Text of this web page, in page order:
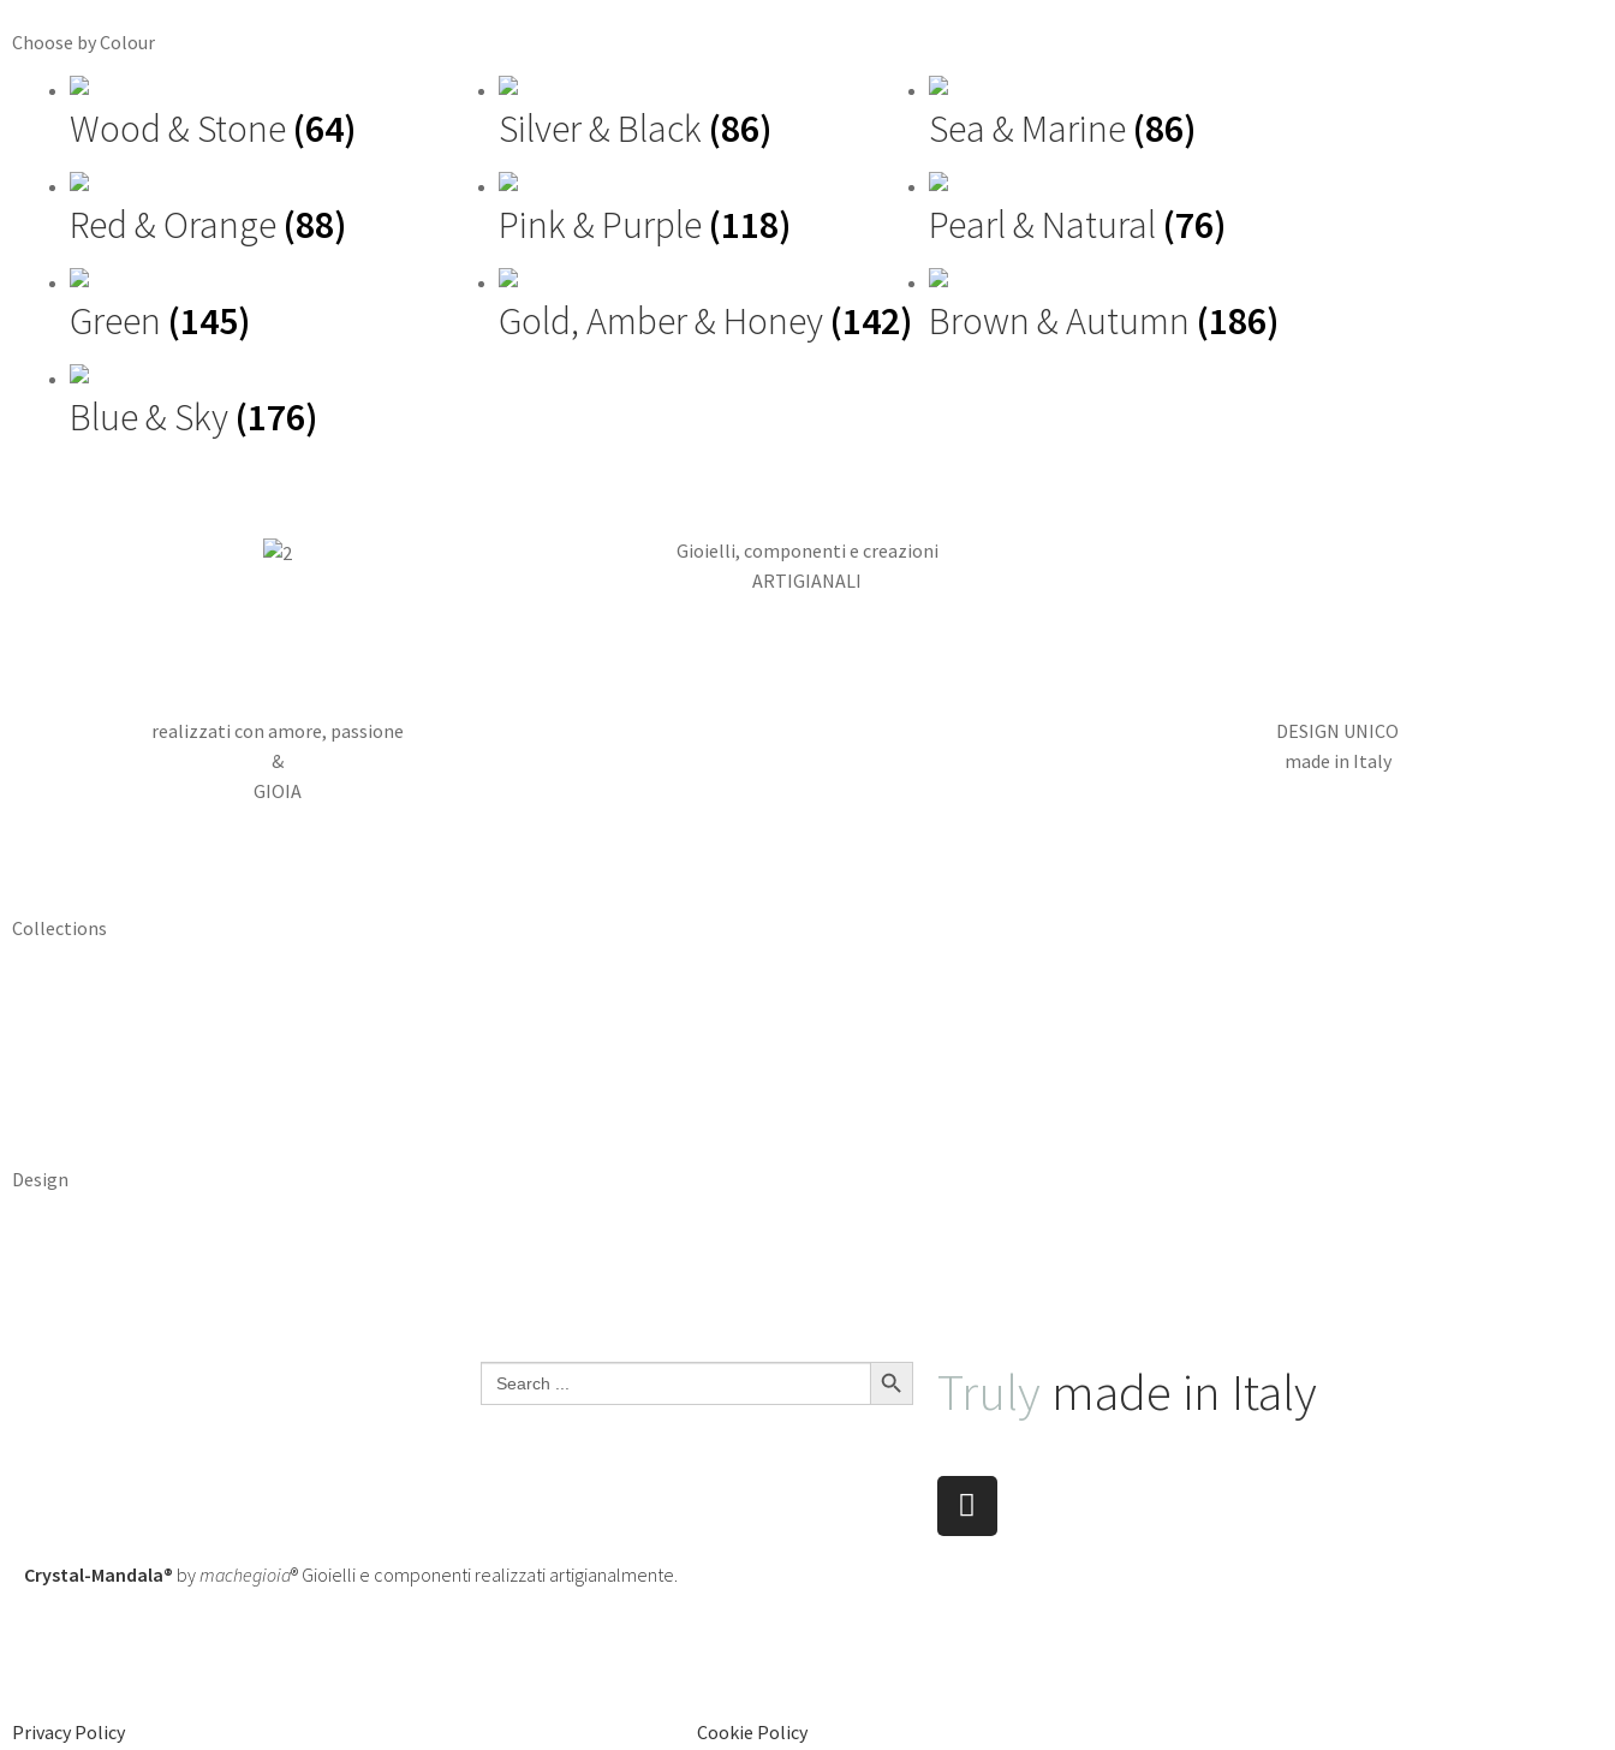
Choose by Colour
Wood & Stone (64) Silver & Black (86) Sea & Marine (86)
Red & Orange (88) Pink & Purple (118) Pearl & Natural (76)
Green (145) Gold, Amber & Honey (142) Brown & Autumn (186)
Blue & Sky (176)
Gioielli, componenti e creazioni
ARTIGIANALI
realizzati con amore, passione
&
GIOIA
DESIGN UNICO
made in Italy
Collections
Design
Search
for:
Search Button Truly made in Italy
Crystal-Mandala® by machegioia® Gioielli e componenti realizzati artigianalmente.
Privacy Policy Cookie Policy